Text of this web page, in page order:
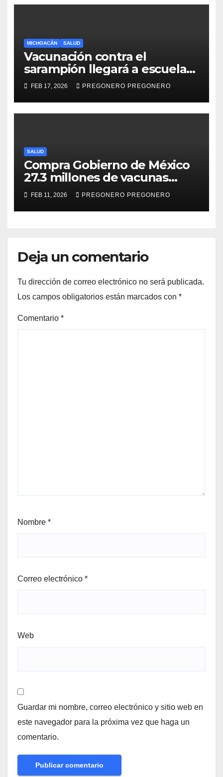
MICHOACÁN SALUD
Vacunación contra el
sarampión llegará a escuelas
de 23 municipios de
Michoacán
FEB 17, 2026 PREGONERO PREGONERO
SALUD
Compra Gobierno de México
27.3 millones de vacunas
contra el sarampión
FEB 11, 2026 PREGONERO PREGONERO
Deja un comentario
Tu dirección de correo electrónico no será publicada.
Los campos obligatorios están marcados con *
Comentario *
Nombre *
Correo electrónico *
Web
Guardar mi nombre, correo electrónico y sitio web en
este navegador para la próxima vez que haga un
comentario.